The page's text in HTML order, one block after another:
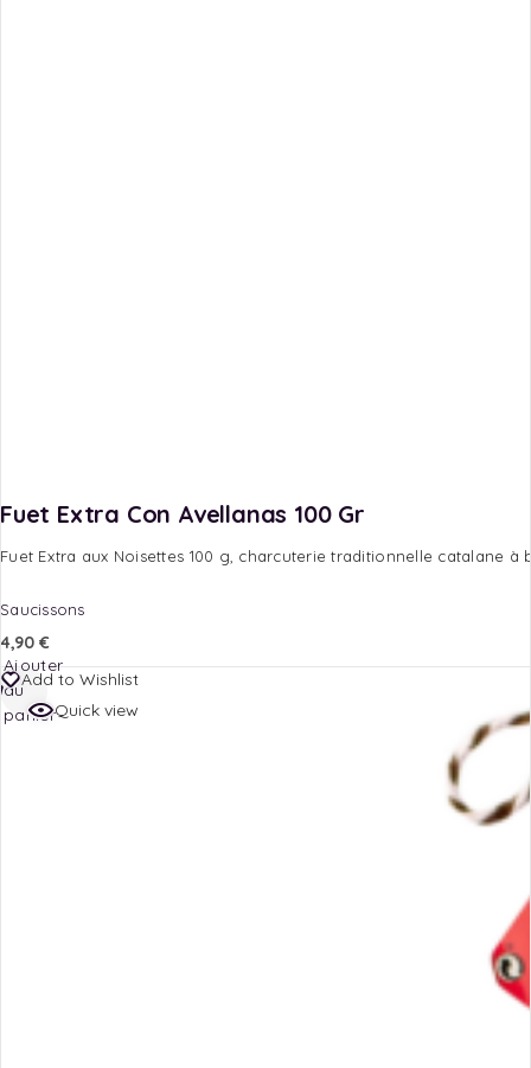
Fuet Extra Con Avellanas 100 Gr
Fuet Extra aux Noisettes 100 g, charcuterie traditionnelle catalane
Saucissons
4,90 €
Add to Wishlist
Quick view
Ajouter
au
panier